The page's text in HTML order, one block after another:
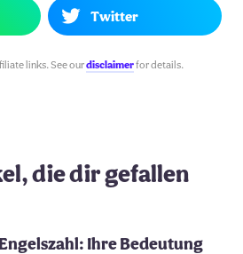
Twitter
links. See ourdisclaimerfor details.
die dir gefallen
Engelszahl: Ihre Bedeutung